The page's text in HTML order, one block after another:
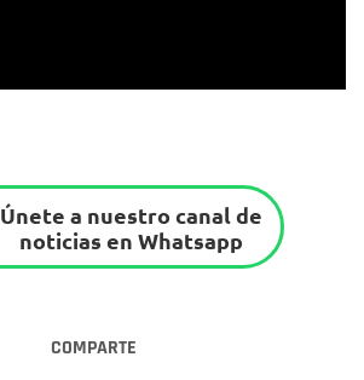
Únete a nuestro canal de
noticias en Whatsapp
COMPARTE